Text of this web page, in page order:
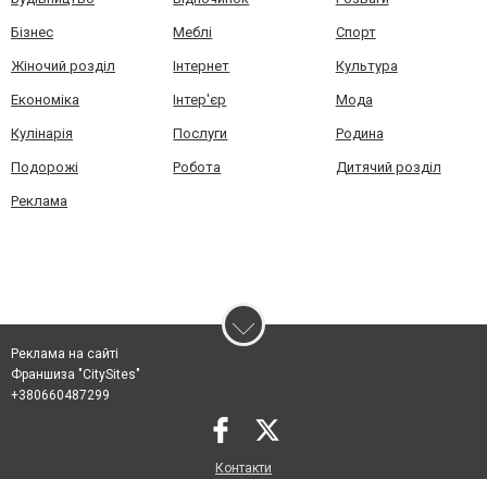
Бізнес Меблі Спорт
Жіночий розділ Інтернет Культура
Економіка Інтер'єр Мода
Кулінарія Послуги Родина
Подорожі Робота Дитячий розділ
Реклама
Реклама на сайті
Франшиза "CitySites"
+380660487299
Контакти